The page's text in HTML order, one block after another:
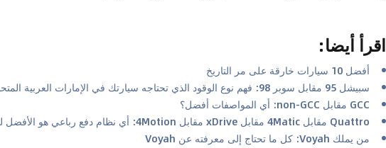
اقرأ أيضا:
أفضل 10 سيارات خارقة على مر التاريخ
سبيشل 95 مقابل سوبر 98: فهم نوع الوقود الذي تحتاجه سيارتك في الإمارات العربية المتحدة
GCC مقابل non-GCC: أي المواصفات أفضل؟
Quattro مقابل 4Matic مقابل xDrive مقابل 4Motion: أي نظام دفع رباعي هو الأفضل للصحراء؟
من يملك Voyah: كل ما تحتاج إلى معرفته عن Voyah